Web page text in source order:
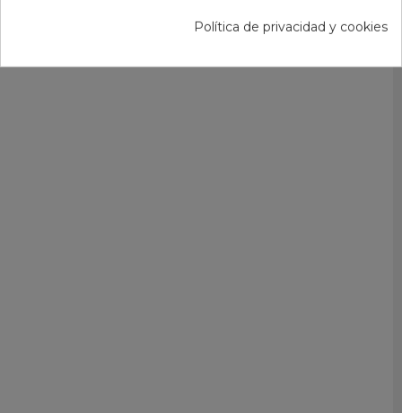
Política de privacidad y cookies